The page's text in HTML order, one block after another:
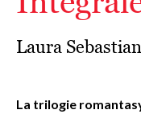
Laura Sebastian
La trilogie